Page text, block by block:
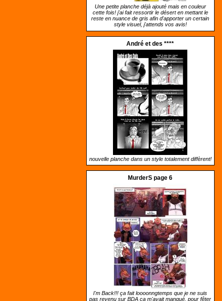
Une petite planche déjà ajouté mais en couleur
cette fois! j'ai fait ressortir le désert en mettant le
reste en nuance de gris afin d'apporter un certain
style visuel, j'attends vos avis!
André et des ****
nouvelle planche dans un style totalement diffèrent!
MurderS page 6
I'm Back!!! ça fait loooonngtemps que je ne suis
pas revenu sur BDA ça m'avait manqué, pour fêter